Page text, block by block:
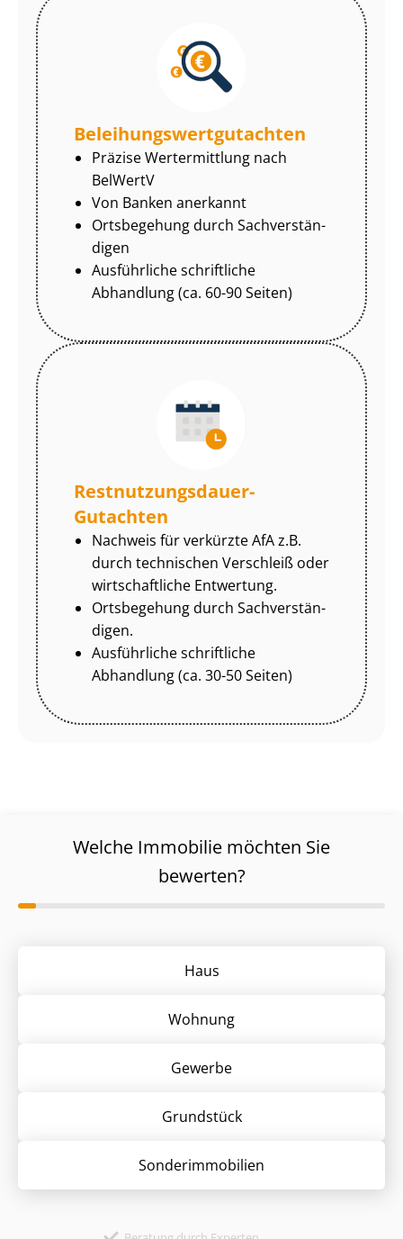
Be­lei­hungs­wert­gut­ach­ten
Präzise Wertermittlung nach
BelWertV
Von Banken anerkannt
Ortsbegehung durch Sach­ver­stän­
di­gen
Ausführliche schriftliche
Abhandlung (ca. 60-90 Seiten)
Rest­nut­zungs­dau­er-
Gutachten
Nachweis für verkürzte AfA z.B.
durch technischen Verschleiß oder
wirtschaftliche Entwertung.
Ortsbegehung durch Sach­ver­stän­
di­gen.
Ausführliche schriftliche
Abhandlung (ca. 30-50 Seiten)
Welche Immobilie möchten Sie
bewerten?
Haus
Wohnung
Gewerbe
Grund­stück
Sonder­immobilien